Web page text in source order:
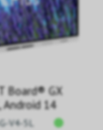
Board® GX
Android 14
V4-5L